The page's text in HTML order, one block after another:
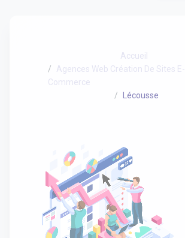
Accueil
Agences Web Création De Sites E-
Commerce
Lécousse